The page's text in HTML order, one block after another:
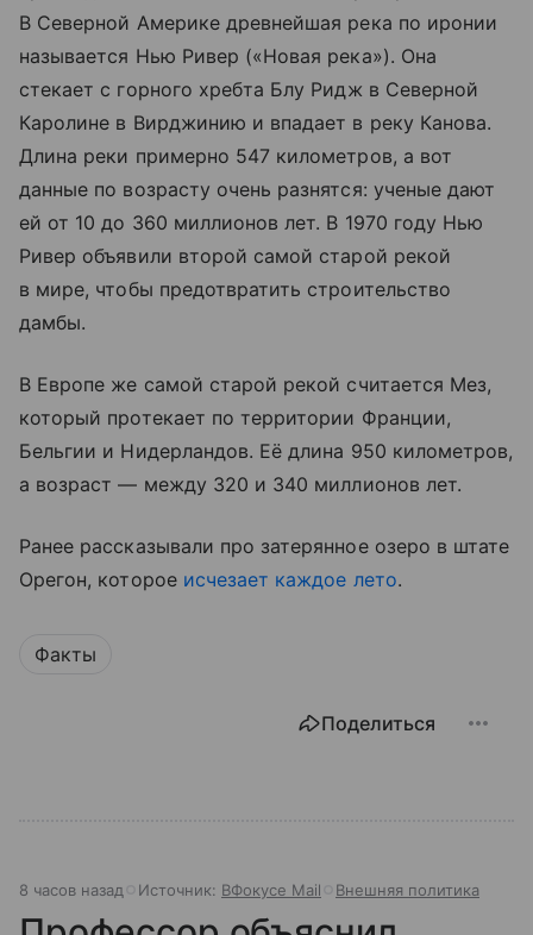
В Северной Америке древнейшая река по иронии
называется Нью Ривер («Новая река»). Она
стекает с горного хребта Блу Ридж в Северной
Каролине в Вирджинию и впадает в реку Канова.
Длина реки примерно 547 километров, а вот
данные по возрасту очень разнятся: ученые дают
ей от 10 до 360 миллионов лет. В 1970 году Нью
Ривер объявили второй самой старой рекой
в мире, чтобы предотвратить строительство
дамбы.
В Европе же самой старой рекой считается Мез,
который протекает по территории Франции,
Бельгии и Нидерландов. Её длина 950 километров,
а возраст — между 320 и 340 миллионов лет.
Ранее рассказывали про затерянное озеро в штате
Орегон, которое исчезает каждое лето.
Факты
Поделиться
8 часов назад Источник: ВФокусе Mail Внешняя политика